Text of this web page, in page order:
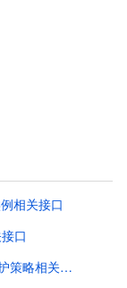
相关接口
口
DDoS攻击防护策略相关接口